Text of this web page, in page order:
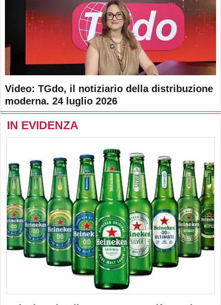
Video: TGdo, il notiziario della distribuzione
moderna. 24 luglio 2026
IN EVIDENZA